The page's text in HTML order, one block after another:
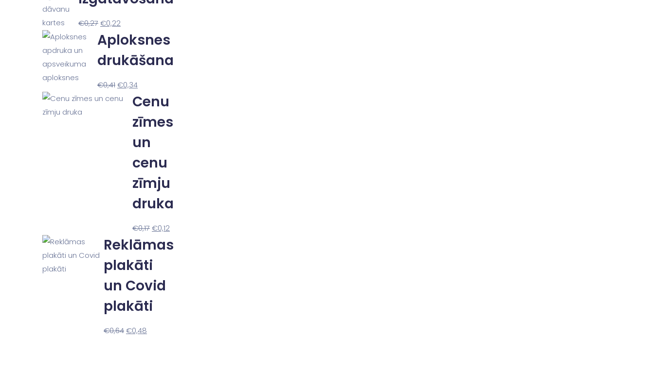
€0,27€0,22
Aploksnes
drukāšana
€0,41€0,34
Cenu
zīmes
un
cenu
zīmju
druka
€0,17€0,12
Reklāmas
plakāti
un Covid
plakāti
€0,64€0,48